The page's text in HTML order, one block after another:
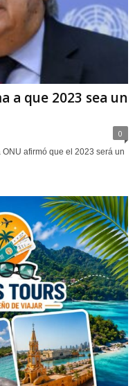
a que 2023 sea un
0
afirmó que el 2023 será un